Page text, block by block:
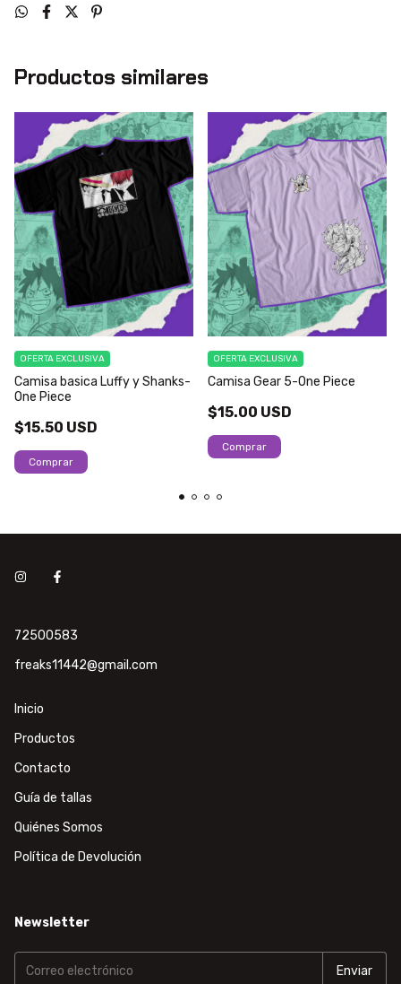
Productos similares
Camisa basica Luffy y Shanks-
One Piece
$15.50 USD
OFERTA EXCLUSIVA
Comprar
Camisa Gear 5-One Piece
$15.00 USD
OFERTA EXCLUSIVA
Comprar
72500583
freaks11442@gmail.com
Inicio
Productos
Contacto
Guía de tallas
Quiénes Somos
Política de Devolución
Newsletter